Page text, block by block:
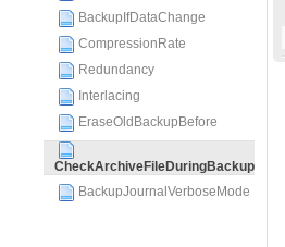
BackupIfDataChange
CompressionRate
Redundancy
Interlacing
EraseOldBackupBefore
CheckArchiveFileDuringBackup
BackupJournalVerboseMode